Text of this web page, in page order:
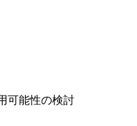
可能性の検討